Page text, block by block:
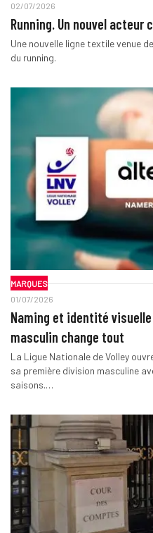
02/07/2026
Running. Un nouvel acteur
Une nouvelle ligne textile venue
du running.
MARQUES
01/07/2026
Naming et identité visuelle
masculin change tout
La Ligue Nationale de Volley
sa première division masculine
saisons.…